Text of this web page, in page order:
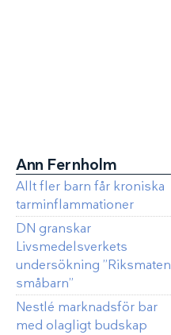
Ann Fernholm
Allt fler barn får kroniska
tarminflammationer
DN granskar
Livsmedelsverkets
undersökning ”Riksmaten
småbarn”
Nestlé marknadsför bar
med olagligt budskap